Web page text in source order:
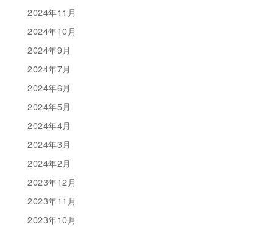
2024年11月
2024年10月
2024年9月
2024年7月
2024年6月
2024年5月
2024年4月
2024年3月
2024年2月
2023年12月
2023年11月
2023年10月